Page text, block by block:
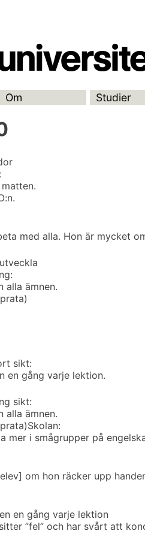
Om Studier
med alla. Hon är mycket
alla ämnen.
sikt:
en gång varje lektion.
sikt:
alla ämnen.
Skolan:
mer i smågrupper på
om hon räcker upp
en gång varje lektion
”fel” och har svårt att